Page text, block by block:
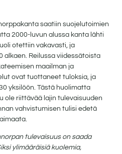
saatiin suojelutoimien
2000-luvun alussa kanta lähti
otettiin vakavasti, ja
Reilussa viidessätoista
maailman ja
ovat tuottaneet tuloksia, ja
yksilöön. Tästä huolimatta
ole riittävää lajin tulevaisuuden
vahvistumisen tulisi edetä
tulevaisuus on saada
ylimääräisiä kuolemia,